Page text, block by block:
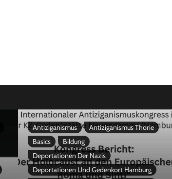
Antiziganismus
Antiziganismus Thorie
Basics
Bildung
Deportationen Der Nazis
Deportationen Und Gedenkort Hamburg